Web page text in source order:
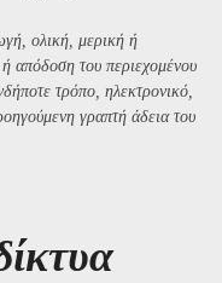
ολική, μερική ή
απόδοση του περιεχομένου
τρόπο, ηλεκτρονικό,
γραπτή άδεια του